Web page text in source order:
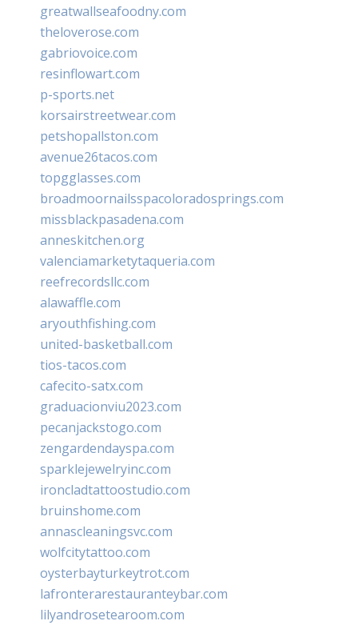
greatwallseafoodny.com
theloverose.com
gabriovoice.com
resinflowart.com
p-sports.net
korsairstreetwear.com
petshopallston.com
avenue26tacos.com
topgglasses.com
broadmoornailsspacoloradosprings.com
missblackpasadena.com
anneskitchen.org
valenciamarketytaqueria.com
reefrecordsllc.com
alawaffle.com
aryouthfishing.com
united-basketball.com
tios-tacos.com
cafecito-satx.com
graduacionviu2023.com
pecanjackstogo.com
zengardendayspa.com
sparklejewelryinc.com
ironcladtattoostudio.com
bruinshome.com
annascleaningsvc.com
wolfcitytattoo.com
oysterbayturkeytrot.com
lafronterarestauranteybar.com
lilyandrosetearoom.com